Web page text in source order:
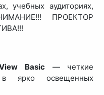
учебных аудиториях,
ПРОЕКТОР
Basic— четкие
ярко освещенных